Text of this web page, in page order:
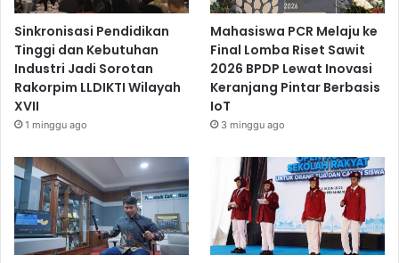
Sinkronisasi Pendidikan
Tinggi dan Kebutuhan
Industri Jadi Sorotan
Rakorpim LLDIKTI Wilayah
XVII
1 minggu ago
Mahasiswa PCR Melaju ke
Final Lomba Riset Sawit
2026 BPDP Lewat Inovasi
Keranjang Pintar Berbasis
IoT
3 minggu ago